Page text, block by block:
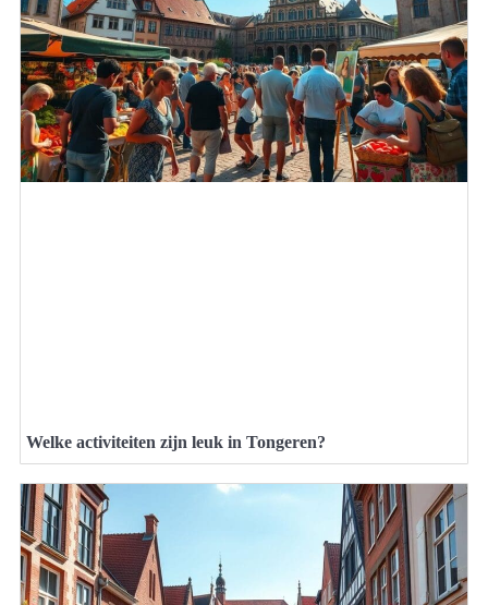
Welke activiteiten zijn leuk in Tongeren?